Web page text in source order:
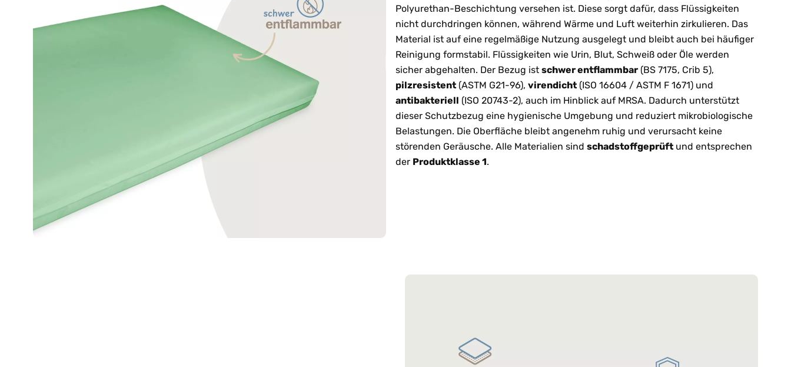
Polyurethan-Beschichtung versehen ist. Diese sorgt dafür, dass Flüssigkeiten
nicht durchdringen können, während Wärme und Luft weiterhin zirkulieren. Das
Material ist auf eine regelmäßige Nutzung ausgelegt und bleibt auch bei häufiger
Reinigung formstabil. Flüssigkeiten wie Urin, Blut, Schweiß oder Öle werden
sicher abgehalten. Der Bezug ist schwer entflammbar (BS 7175, Crib 5),
pilzresistent (ASTM G21-96), virendicht (ISO 16604 / ASTM F 1671) und
antibakteriell (ISO 20743-2), auch im Hinblick auf MRSA. Dadurch unterstützt
dieser Schutzbezug eine hygienische Umgebung und reduziert mikrobiologische
Belastungen. Die Oberfläche bleibt angenehm ruhig und verursacht keine
störenden Geräusche. Alle Materialien sind schadstoffgeprüft und entsprechen
der Produktklasse 1.